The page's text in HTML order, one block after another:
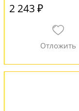
2 243 ₽